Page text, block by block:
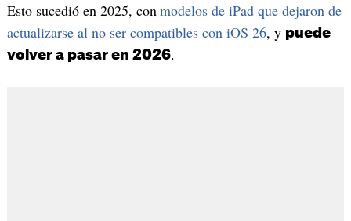
Esto sucedió en 2025, conmodelos de iPad que dejaron de
actualizarse al no ser compatibles con iOS 26, y puede
volver a pasar en 2026.